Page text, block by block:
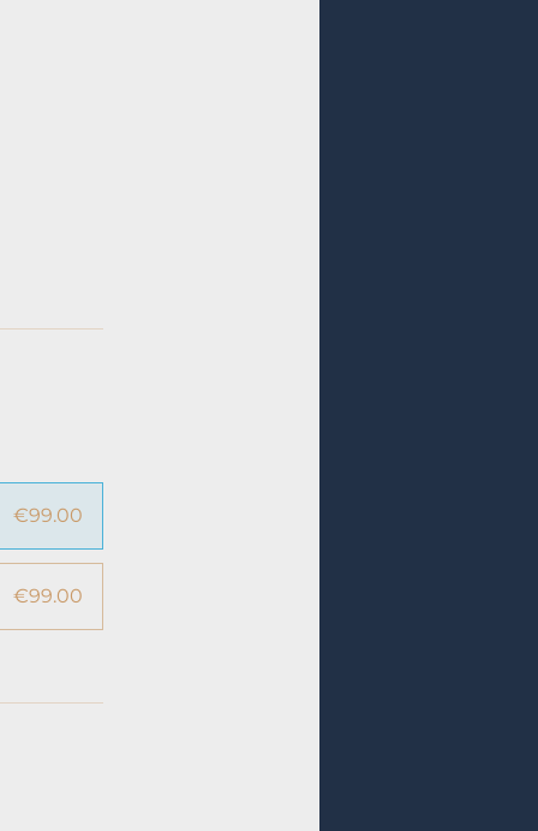
€99.00
€99.00